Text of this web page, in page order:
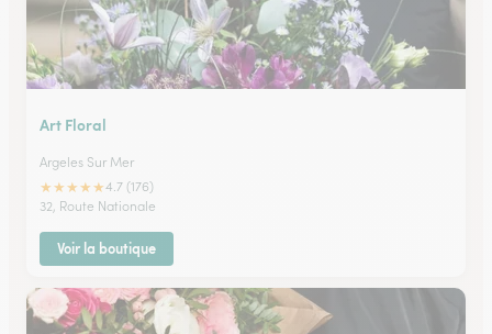
Art Floral
Argeles Sur Mer
★★★★★4.7 (176)
32, Route Nationale
Voir la boutique